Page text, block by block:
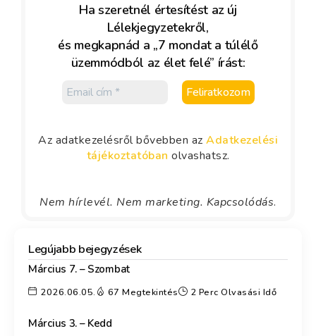
Ha szeretnél értesítést az új
Lélekjegyzetekről,
és megkapnád a „7 mondat a túlélő
üzemmódból az élet felé” írást:
Az adatkezelésről bővebben az Adatkezelési
tájékoztatóban olvashatsz.
Nem hírlevél. Nem marketing. Kapcsolódás.
Legújabb bejegyzések
Március 7. – Szombat
2026.06.05. 67 Megtekintés 2 Perc Olvasási Idő
Március 3. – Kedd